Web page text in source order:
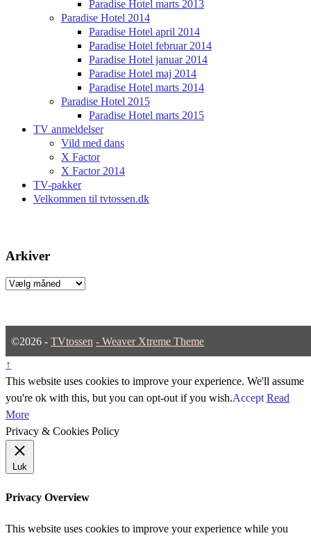
Paradise Hotel marts 2013
Paradise Hotel 2014
Paradise Hotel april 2014
Paradise Hotel februar 2014
Paradise Hotel januar 2014
Paradise Hotel maj 2014
Paradise Hotel marts 2014
Paradise Hotel 2015
Paradise Hotel marts 2015
TV anmeldelser
Vild med dans
X Factor
X Factor 2014
TV-pakker
Velkommen til tvtossen.dk
Arkiver
Arkiver
©2026 - TVtossen - Weaver Xtreme Theme
↑
This website uses cookies to improve your experience. We'll assume
you're ok with this, but you can opt-out if you wish.Accept Read
More
Privacy & Cookies Policy
Luk
Privacy Overview
This website uses cookies to improve your experience while you